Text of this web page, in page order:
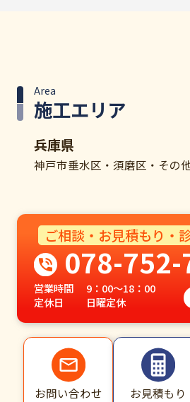
施工エリア
Area
兵庫県
神戸市垂水区・須磨区・その
ご相談・お見積もり・
078-752-
営業時間
9：00～18：00
定休日
日曜定休
お問い合わせ お見積もり